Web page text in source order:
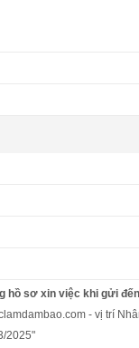
hồ sơ xin việc khi gửi
- vị trí
2025"